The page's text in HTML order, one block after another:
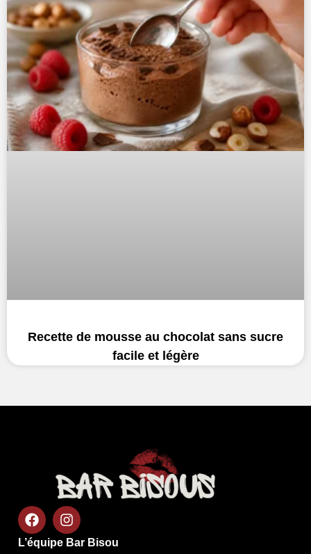
Recette de mousse au chocolat sans sucre
facile et légère
L’équipe Bar Bisou